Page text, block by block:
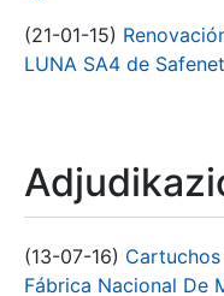
Erakutsi/Ezkutatu
(21-01-15)
LUNA SA4 de Safenet
(13-07-16)
Fábrica Nacional De